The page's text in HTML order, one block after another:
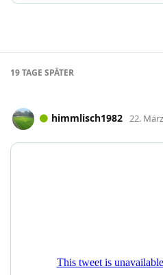
19 TAGE SPÄTER
himmlisch1982 22.